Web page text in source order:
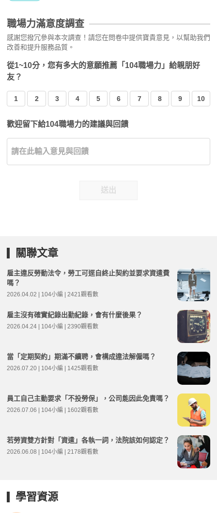
職場力滿意度調查
感謝您撥冗參與本次調查！請您在問卷中提供寶貴意見，以幫助我們
改善和提升服務品質。
從1~10分，您有多大的意願推薦「104職場力」給親朋好
友？
1 2 3 4 5 6 7 8 9 10
歡迎留下給104職場力的建議與回饋
送出
關聯文章
雇主違反勞動法令，勞工可逕自終止契約並要求資遣費
嗎？
2026.04.02 | 104小編 | 2421觀看數
雇主沒有確實紀錄出勤紀錄，會有什麼後果？
2026.04.24 | 104小編 | 2390觀看數
當「定期契約」期滿不續聘，會構成違法解僱嗎？
2026.07.20 | 104小編 | 1425觀看數
員工自己主動要求「不投勞保」，公司能因此免責嗎？
2026.07.06 | 104小編 | 1602觀看數
若勞資雙方針對「資遣」各執一詞，法院該如何認定？
2026.06.08 | 104小編 | 2178觀看數
學習資源